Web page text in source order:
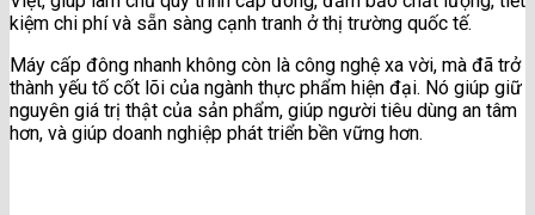
kiệm chi phí và sẵn sàng cạnh tranh ở thị trường quốc tế.
Máy cấp đông nhanh không còn là công nghệ xa vời, mà đã trở
thành yếu tố cốt lõi của ngành thực phẩm hiện đại. Nó giúp giữ
nguyên giá trị thật của sản phẩm, giúp người tiêu dùng an tâm
hơn, và giúp doanh nghiệp phát triển bền vững hơn.